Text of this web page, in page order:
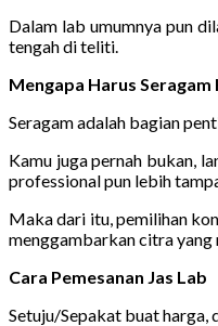
Dalam lab umumnya pun
tengah di teliti.
Mengapa Harus Seragam
Seragam adalah bagian
Kamu juga pernah bukan,
professional pun lebih
Maka dari itu, pemilihan
menggambarkan citra yang
Cara Pemesanan Jas Lab
Setuju/Sepakat buat harga,